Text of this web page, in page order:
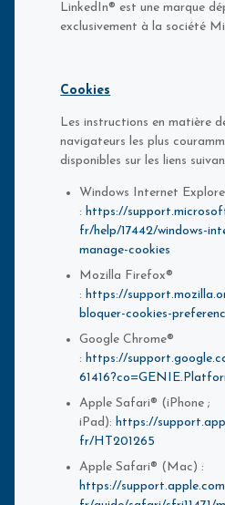
LinkedIn® est une marque
exclusivement à la société
Cookies
Les instructions en matière
navigateurs les plus
disponibles sur les liens
Windows Internet
:https://
fr/help/17442/windows-
manage-cookies
Mozilla Firefox®
:https://
bloquer-cookies-
Google Chrome®
:https://
Apple Safari® (iPhone ;
iPad):https://
fr/HT201265
Apple Safari® (Mac) :
https://